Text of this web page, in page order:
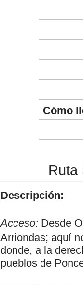
Cómo
Ruta
Descripción:
Acceso: Desde
Arriondas; aquí
donde, a la
pueblos de